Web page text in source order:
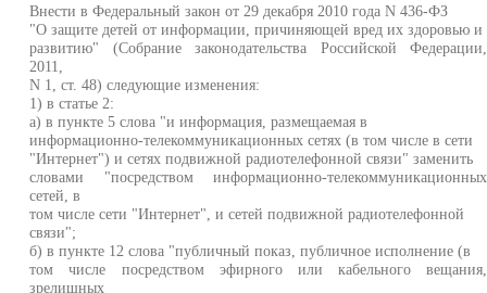
Внести в Федеральный закон от 29 декабря 2010 года N 436-ФЗ
"О защите детей от информации, причиняющей вред их здоровью и
развитию" (Собрание законодательства Российской Федерации,
2011,
N 1, ст. 48) следующие изменения:
1) в статье 2:
а) в пункте 5 слова "и информация, размещаемая в
информационно-телекоммуникационных сетях (в том числе в сети
"Интернет") и сетях подвижной радиотелефонной связи" заменить
словами "посредством информационно-телекоммуникационных
сетей, в
том числе сети "Интернет", и сетей подвижной радиотелефонной
связи";
б) в пункте 12 слова "публичный показ, публичное исполнение (в
том числе посредством эфирного или кабельного вещания,
зрелищных